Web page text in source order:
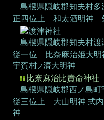
島根県隠岐郡知夫村多
正四位上 和太酒明神
渡津神社
島根県隠岐郡知夫村渡
従一位 比奈麻治姫大明
宇賀村 ノ濟大明神
比奈麻治比賣命神社
島根県隠岐郡西ノ島町
従三位上 大山明神 式
神